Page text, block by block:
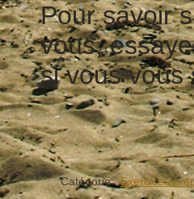
Pour savoir
vous,
si vous vous
Catégorie :Exercices